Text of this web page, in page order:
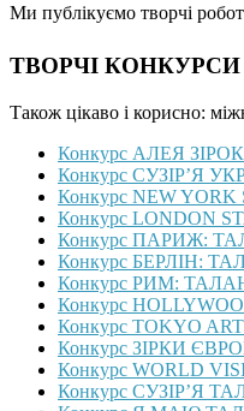
Ми публікуємо творчі
ТВОРЧІ КОНКУРСИ
Також цікаво і корисно:
Конкурс АЛЕЯ
Конкурс СУЗІР’Я
Конкурс NEW YORK
Конкурс LONDON
Конкурс ПАРИЖ:
Конкурс БЕРЛІН:
Конкурс РИМ:
Конкурс
Конкурс TOKYO
Конкурс ЗІРКИ
Конкурс WORLD
Конкурс СУЗІР’Я